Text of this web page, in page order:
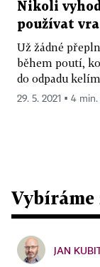
Nikoli
používat
Už žádné
během poutí,
do odpadu
29. 5. 2021 ▪ 4
Vybíráme
JAN